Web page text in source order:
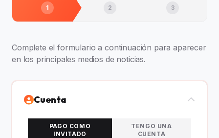
1 2 3
Complete el formulario a continuación para aparecer
en los principales medios de noticias.
Cuenta
PAGO COMO
INVITADO
TENGO UNA
CUENTA